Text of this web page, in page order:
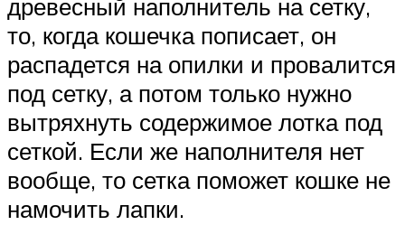
древесный наполнитель на сетку,
то, когда кошечка пописает, он
распадется на опилки и провалится
под сетку, а потом только нужно
вытряхнуть содержимое лотка под
сеткой. Если же наполнителя нет
вообще, то сетка поможет кошке не
намочить лапки.